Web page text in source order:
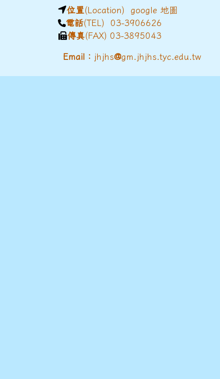
位置(Location) google 地圖
電話(TEL) 03-3906626
傳真(FAX) 03-3895043
Email： jhjhs@gm.jhjhs.tyc.edu.tw